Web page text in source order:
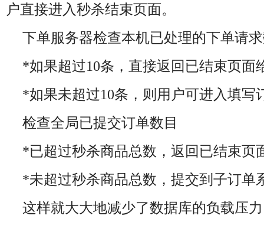
户直接进入秒杀结束页面。
下单服务器检查本机已处理的下单请
*如果超过10条，直接返回已结束页面
*如果未超过10条，则用户可进入填写
检查全局已提交订单数目
*已超过秒杀商品总数，返回已结束页
*未超过秒杀商品总数，提交到子订单
这样就大大地减少了数据库的负载压